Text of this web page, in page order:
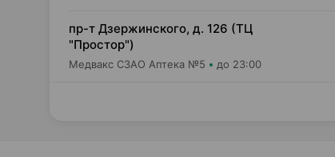
пр-т Дзержинского, д. 126 (ТЦ
"Простор")
Медвакс СЗАО Аптека №5 до 23:00